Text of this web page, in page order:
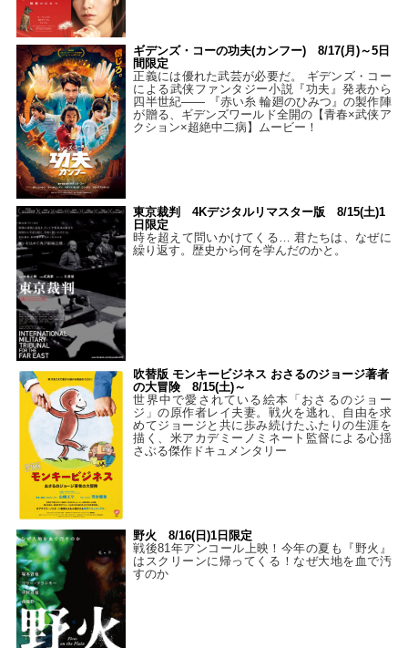
ギデンズ・コーの功夫(カンフー) 8/17(月)～5日
間限定
正義には優れた武芸が必要だ。 ギデンズ・コー
による武侠ファンタジー小説『功夫』発表から
四半世紀―― 『赤い糸 輪廻のひみつ』の製作陣
が贈る、ギデンズワールド全開の【青春×武侠ア
クション×超絶中二病】ムービー！
東京裁判 4Kデジタルリマスター版 8/15(土)1
日限定
時を超えて問いかけてくる… 君たちは、なぜに
繰り返す。歴史から何を学んだのかと。
吹替版 モンキービジネス おさるのジョージ著者
の大冒険 8/15(土)～
世界中で愛されている絵本「おさるのジョー
ジ」の原作者レイ夫妻。戦火を逃れ、自由を求
めてジョージと共に歩み続けたふたりの生涯を
描く、米アカデミーノミネート監督による心揺
さぶる傑作ドキュメンタリー
野火 8/16(日)1日限定
戦後81年アンコール上映！今年の夏も『野火』
はスクリーンに帰ってくる！なぜ大地を血で汚
すのか